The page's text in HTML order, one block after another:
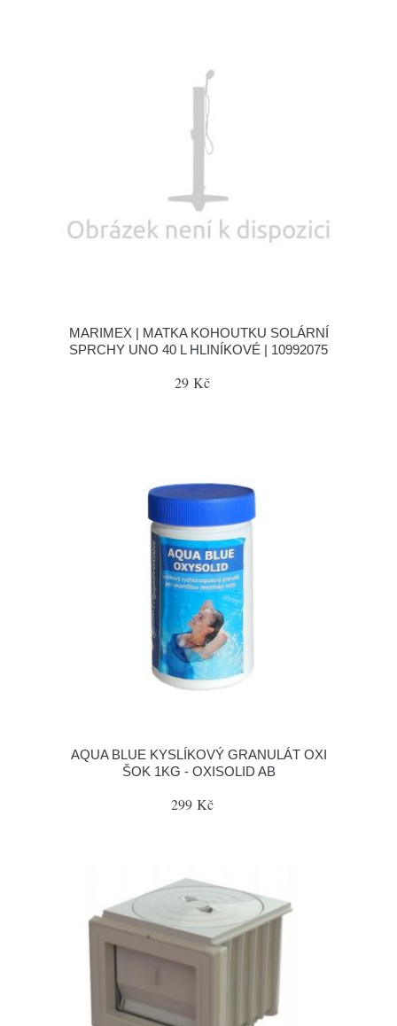
MARIMEX | MATKA KOHOUTKU SOLÁRNÍ
SPRCHY UNO 40 L HLINÍKOVÉ | 10992075
29 Kč
AQUA BLUE KYSLÍKOVÝ GRANULÁT OXI
ŠOK 1KG - OXISOLID AB
299 Kč